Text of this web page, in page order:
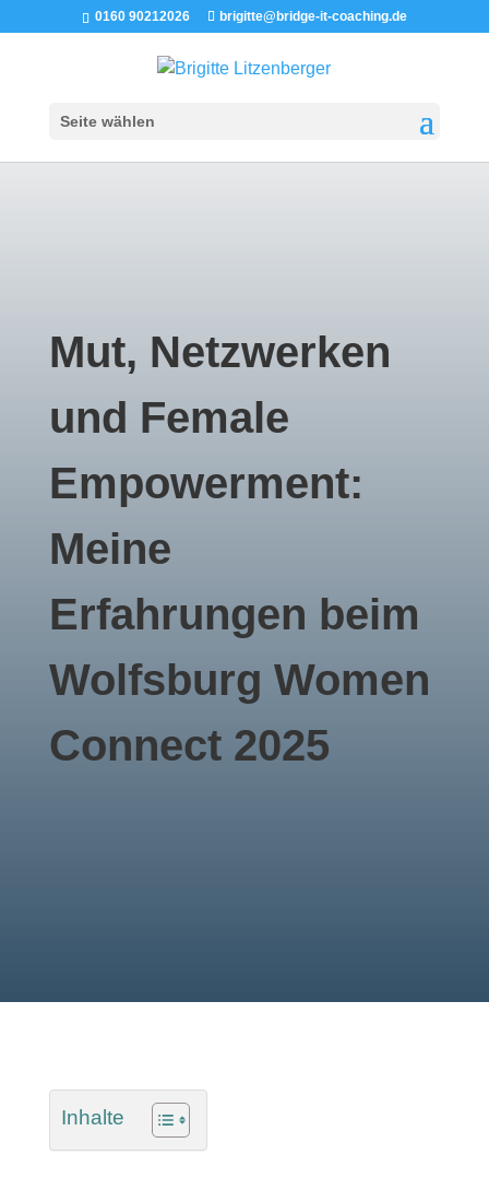
0160 90212026 brigitte@bridge-it-coaching.de
Seite wählen
­Mut, Netzwerken
und Female
Empowerment:
Meine
Erfahrungen beim
Wolfsburg Women
Connect 2025
Inhalte